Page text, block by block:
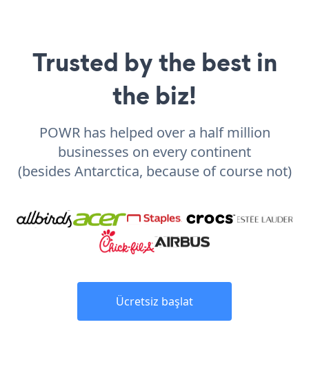
Trusted by the best in
the biz!
POWR has helped over a half million
businesses on every continent
(besides Antarctica, because of course not)
Ücretsiz başlat